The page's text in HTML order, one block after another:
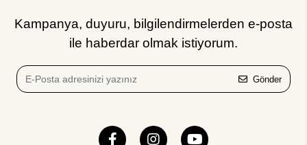
Kampanya, duyuru, bilgilendirmelerden e-posta
ile haberdar olmak istiyorum.
Gönder